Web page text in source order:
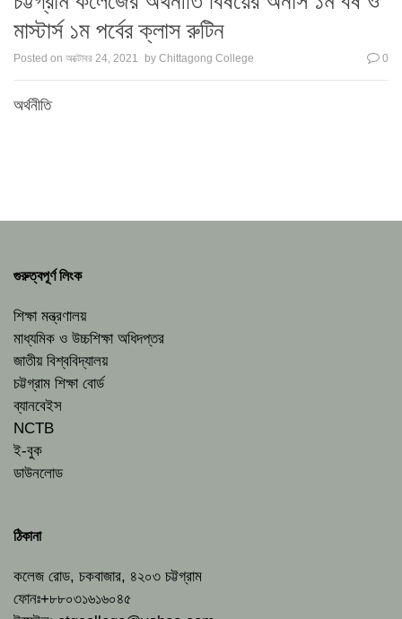
মাস্টার্স ১ম পর্বের ক্লাস রুটিন
Posted on অক্টোবর 24, 2021 by Chittagong College 0
অর্থনীতি
গুরুত্বপূর্ণ লিংক
শিক্ষা মন্ত্রণালয়
মাধ্যমিক ও উচ্চশিক্ষা অধিদপ্তর
জাতীয় বিশ্ববিদ্যালয়
চট্টগ্রাম শিক্ষা বোর্ড
ব্যানবেইস
NCTB
ই-বুক
ডাউনলোড
ঠিকানা
কলেজ রোড, চকবাজার, ৪২০৩ চট্টগ্রাম
ফোনঃ+৮৮০৩১৬১৬০৪৫